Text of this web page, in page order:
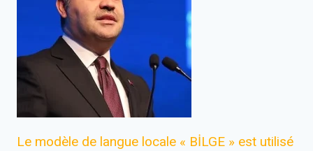
Le modèle de langue locale « BİLGE » est utilisé